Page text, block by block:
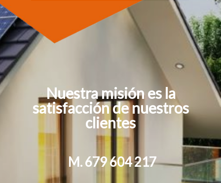
Nuestra misión es la
satisfacción de nuestros
clientes
M. 679 604 217